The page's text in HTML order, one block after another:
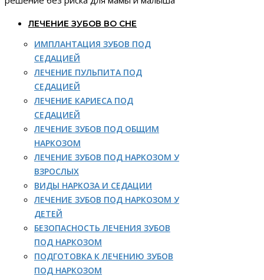
ЛЕЧЕНИЕ ЗУБОВ ВО СНЕ
ИМПЛАНТАЦИЯ ЗУБОВ ПОД
СЕДАЦИЕЙ
ЛЕЧЕНИЕ ПУЛЬПИТА ПОД
СЕДАЦИЕЙ
ЛЕЧЕНИЕ КАРИЕСА ПОД
СЕДАЦИЕЙ
ЛЕЧЕНИЕ ЗУБОВ ПОД ОБЩИМ
НАРКОЗОМ
ЛЕЧЕНИЕ ЗУБОВ ПОД НАРКОЗОМ У
ВЗРОСЛЫХ
ВИДЫ НАРКОЗА И СЕДАЦИИ
ЛЕЧЕНИЕ ЗУБОВ ПОД НАРКОЗОМ У
ДЕТЕЙ
БЕЗОПАСНОСТЬ ЛЕЧЕНИЯ ЗУБОВ
ПОД НАРКОЗОМ
ПОДГОТОВКА К ЛЕЧЕНИЮ ЗУБОВ
ПОД НАРКОЗОМ